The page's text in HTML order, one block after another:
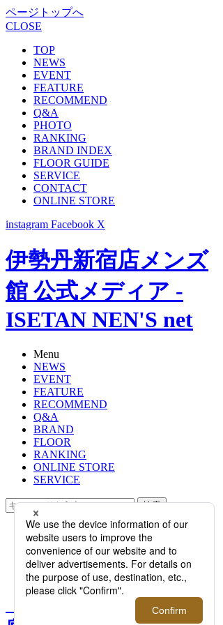
ページトップへ
CLOSE
TOP
NEWS
EVENT
FEATURE
RECOMMEND
Q&A
PHOTO
RANKING
BRAND INDEX
FLOOR GUIDE
SERVICE
CONTACT
ONLINE STORE
instagram Facebook X
伊勢丹新宿店メンズ
館 公式メディア -
ISETAN NEN'S net
Menu
NEWS
EVENT
FEATURE
RECOMMEND
Q&A
BRAND
FLOOR
RANKING
ONLINE STORE
SERVICE
検索
TOP
PHOTO
【完全保存版！ブランド徹底ガイ
ド】vol.3｜ジェイエムウエストン
【完全保存版！ブランド徹